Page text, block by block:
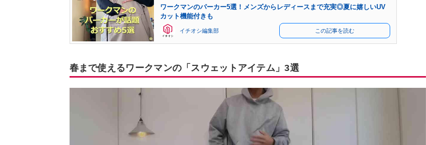
ワークマンのパーカー5選！メンズからレディースまで充実◎夏に嬉しいUV
カット機能付きも
イチオシ編集部 この記事を読む
春まで使えるワークマンの「スウェットアイテム」3選